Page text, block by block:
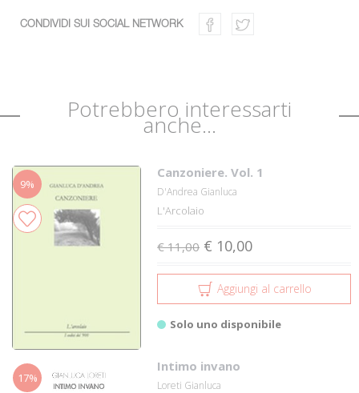
CONDIVIDI SUI SOCIAL NETWORK
Potrebbero interessarti
anche...
9%
Canzoniere. Vol. 1
D'Andrea Gianluca
L'Arcolaio
€ 11,00 € 10,00
Aggiungi al carrello
Solo uno disponibile
17%
Intimo invano
Loreti Gianluca